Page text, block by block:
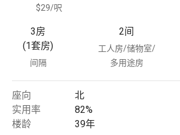
$29/呎
3房
(1套房)
间隔
2间
工人房/储物室/
多用途房
座向
北
实用率
82%
楼龄
39年